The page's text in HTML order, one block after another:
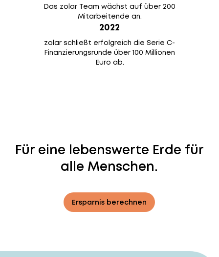
Das zolar Team wächst auf über 200
Mitarbeitende an.
2022
zolar schließt erfolgreich die Serie C-
Finanzierungsrunde über 100 Millionen
Euro ab.
Für eine lebenswerte Erde für
alle Menschen.
Ersparnis berechnen